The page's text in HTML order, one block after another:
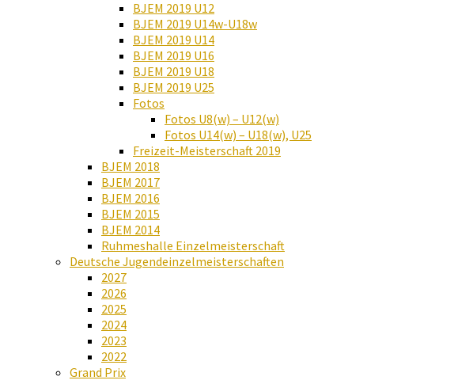
BJEM 2019 U12
BJEM 2019 U14w-U18w
BJEM 2019 U14
BJEM 2019 U16
BJEM 2019 U18
BJEM 2019 U25
Fotos
Fotos U8(w) – U12(w)
Fotos U14(w) – U18(w), U25
Freizeit-Meisterschaft 2019
BJEM 2018
BJEM 2017
BJEM 2016
BJEM 2015
BJEM 2014
Ruhmeshalle Einzelmeisterschaft
Deutsche Jugendeinzelmeisterschaften
2027
2026
2025
2024
2023
2022
Grand Prix